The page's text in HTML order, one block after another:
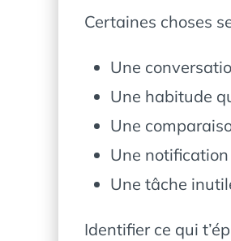
Certaines choses
Une
Une habitude
Une
Une
Une tâche
Identifier ce qui